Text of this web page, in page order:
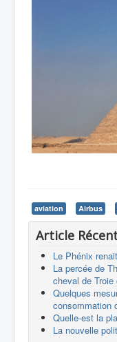
aviation Airbus
Article
Le Phénix
La percée de
cheval de
Quelques
consommation
Quelle-est la
La nouvelle